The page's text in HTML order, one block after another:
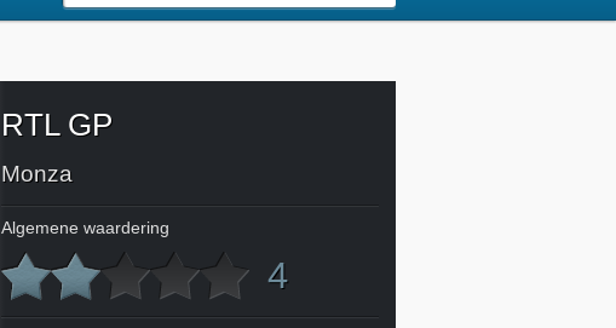
RTL GP
Monza
Algemene waardering
4